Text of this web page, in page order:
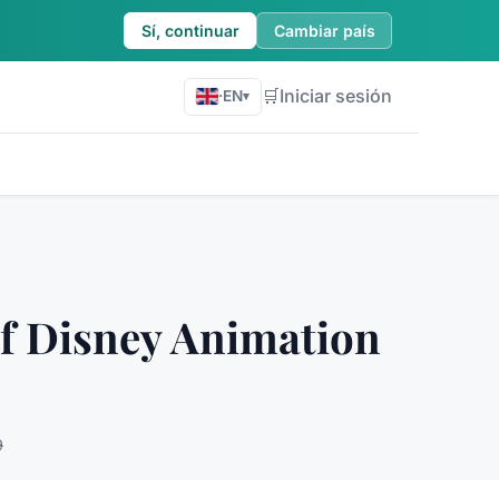
Sí, continuar Cambiar país
·EN▾ 🛒Iniciar sesión
Disney Animation